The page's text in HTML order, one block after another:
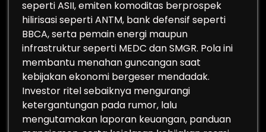
seperti ASII, emiten komoditas berprospek
hilirisasi seperti ANTM, bank defensif seperti
BBCA, serta pemain energi maupun
infrastruktur seperti MEDC dan SMGR. Pola ini
membantu menahan guncangan saat
kebijakan ekonomi bergeser mendadak.
Investor ritel sebaiknya mengurangi
ketergantungan pada rumor, lalu
mengutamakan laporan keuangan, panduan